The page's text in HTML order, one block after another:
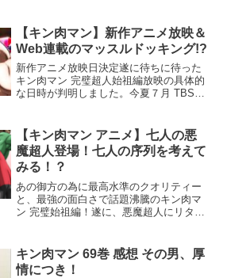
【キン肉マン】新作アニメ放映＆
Web連載のマッスルドッキング!?
新作アニメ放映日決定遂に待ちに待った
キン肉マン 完璧超人始祖編放映の具体的
な日時が判明しました。今夏７月 TBSで
（笑）キン肉マンのアニメを見るという
黄金タイム。【朗報】...
【キン肉マン アニメ】七人の悪
魔超人登場！七人の序列を考えて
みる！？
あの御方の為に最高水準のクオリティー
と、最強の面白さで話題沸騰のキン肉マ
ン 完璧始祖編！遂に、悪魔超人にリター
メディカル サスペンションから出られな
いアイドル超人の代わ...
キン肉マン 69巻 感想 その男、厚
情につき！